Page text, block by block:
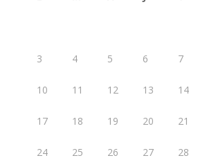
3 4 5 6 7
10 11 12 13 14
17 18 19 20 21
24 25 26 27 28